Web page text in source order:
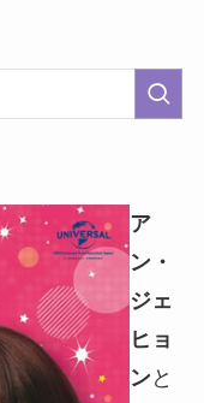
ア
ン・
ジェ
ヒョ
ンと